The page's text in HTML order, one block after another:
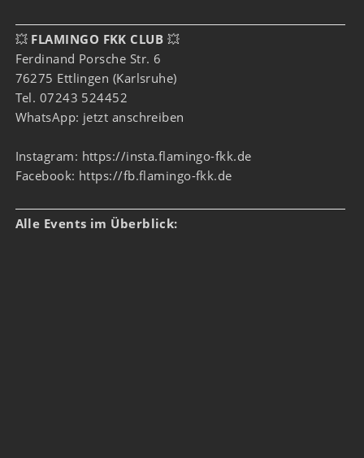
💥 FLAMINGO FKK CLUB 💥
Ferdinand Porsche Str. 6
76275 Ettlingen (Karlsruhe)
Tel. 07243 524452
WhatsApp: jetzt anschreiben
Instagram: https://insta.flamingo-fkk.de
Facebook: https://fb.flamingo-fkk.de
Alle Events im Überblick: